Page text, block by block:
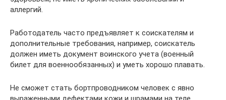
аллергий.
Работодатель часто предъявляет к соискателям и
дополнительные требования, например, соискатель
должен иметь документ воинского учета (военный
билет для военнообязанных) и уметь хорошо плавать.
Не сможет стать бортпроводником человек с явно